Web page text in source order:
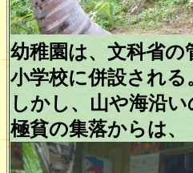
幼稚園は、文科省の
小学校に併設される
しかし、山や海沿い
極貧の集落からは、